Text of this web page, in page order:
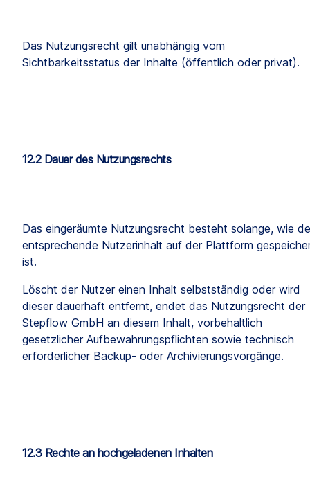
Das Nutzungsrecht gilt unabhängig vom
Sichtbarkeitsstatus der Inhalte (öffentlich oder privat).
12.2 Dauer des Nutzungsrechts
Das eingeräumte Nutzungsrecht besteht solange, wie
entsprechende Nutzerinhalt auf der Plattform
ist.
Löscht der Nutzer einen Inhalt selbstständig oder wird
dieser dauerhaft entfernt, endet das Nutzungsrecht der
Stepflow GmbH an diesem Inhalt, vorbehaltlich
gesetzlicher Aufbewahrungspflichten sowie technisch
erforderlicher Backup- oder Archivierungsvorgänge.
12.3 Rechte an hochgeladenen Inhalten